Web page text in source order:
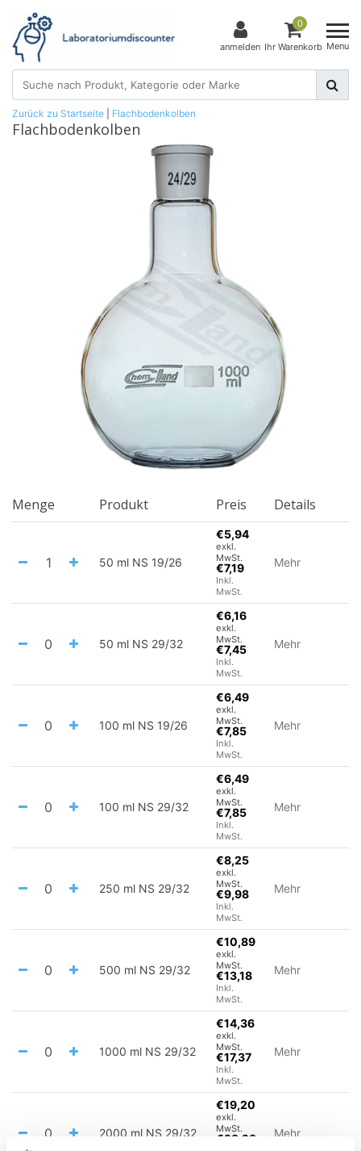
anmelden
0
Ihr Warenkorb Menu
Zurück zu Startseite Flachbodenkolben
Flachbodenkolben
Menge Produkt Preis Details
50 ml NS 19/26
€5,94
exkl.
MwSt.
€7,19
Inkl.
MwSt.
Mehr
50 ml NS 29/32
€6,16
exkl.
MwSt.
€7,45
Inkl.
MwSt.
Mehr
100 ml NS 19/26
€6,49
exkl.
MwSt.
€7,85
Inkl.
MwSt.
Mehr
100 ml NS 29/32
€6,49
exkl.
MwSt.
€7,85
Inkl.
MwSt.
Mehr
250 ml NS 29/32
€8,25
exkl.
MwSt.
€9,98
Inkl.
MwSt.
Mehr
500 ml NS 29/32
€10,89
exkl.
MwSt.
€13,18
Inkl.
MwSt.
Mehr
1000 ml NS 29/32
€14,36
exkl.
MwSt.
€17,37
Inkl.
MwSt.
Mehr
2000 ml NS 29/32
€19,20
exkl.
MwSt.
€23,23 Mehr